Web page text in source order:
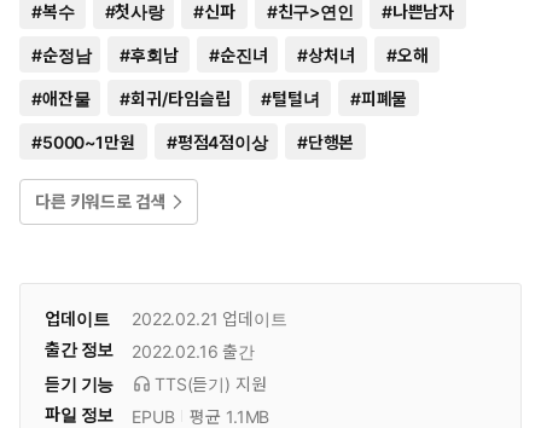
#복수 #첫사랑 #신파 #친구>연인 #나쁜남자
#순정남 #후회남 #순진녀 #상처녀 #오해
#애잔물 #회귀/타임슬립 #털털녀 #피폐물
#5000~1만원 #평점4점이상 #단행본
다른 키워드로 검색
업데이트 2022.02.21 업데이트
출간 정보
2022.02.16 출간
듣기 기능
TTS(듣기) 지원
파일 정보
EPUB
평균 1.1MB